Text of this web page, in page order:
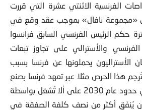
الفرنسية الاثنتي عشرة التي قررت
«مجموعة نافال» بموجب عقد وقع في
فترة حكم الرئيس الفرنسي السابق فرانسوا
والأسترالي على تجاوز تبعات
الأستراليون يحملونها عن فرنسا بسبب
هذا الحرص مثلا عبر تعهد فرنسا بصنع
الغواصات وتسليمها في حدود عام 2030 على ألا تُشغل بواسطة
أن يُنفَق أكثر من نصف كلفة الصفقة في